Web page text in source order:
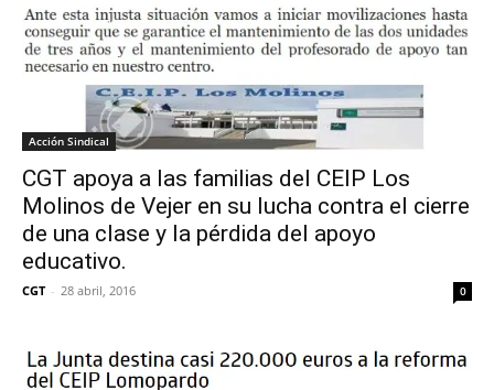
Acción Sindical
CGT apoya a las familias del CEIP Los
Molinos de Vejer en su lucha contra el cierre
de una clase y la pérdida del apoyo
educativo.
CGT - 28 abril, 2016 0